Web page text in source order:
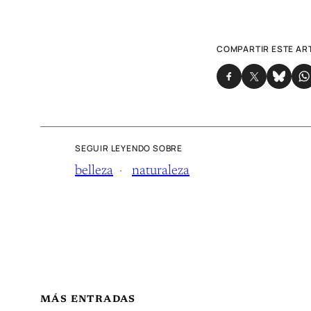
COMPARTIR ESTE
SEGUIR LEYENDO SOBRE
belleza naturaleza
MÁS ENTRADAS